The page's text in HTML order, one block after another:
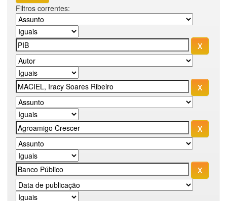
Filtros correntes: